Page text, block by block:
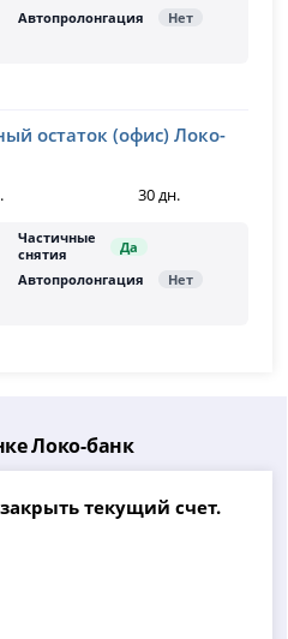
остаток (офис) Локо-
30 дн.
Локо-банк
текущий счет.